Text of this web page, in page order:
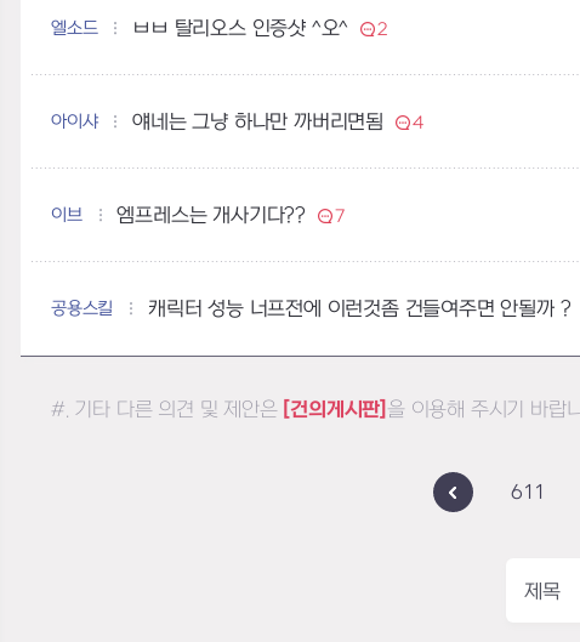
엘소드 ㅂㅂ 탈리오스 인증샷 ^오^ 2
아이샤 얘네는 그냥 하나만 까버리면됨 4
이브 엠프레스는 개사기다?? 7
공용스킬 캐릭터 성능 너프전에 이런것좀 건들여주면 안될까 ?
#. 기타 다른 의견 및 제안은 [건의게시판] 을 이용해 주시기 바랍
611
제목